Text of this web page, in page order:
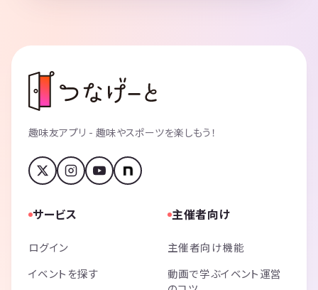
趣味友アプリ - 趣味やスポーツを楽しもう！
サービス
ログイン
イベントを探す
主催者向け
主催者向け機能
動画で学ぶイベント運営